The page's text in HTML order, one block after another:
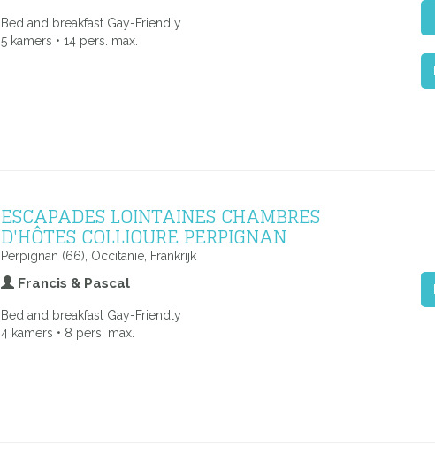
Bed and breakfast Gay-Friendly
5 kamers • 14 pers. max.
ESCAPADES LOINTAINES CHAMBRES
D'HÔTES COLLIOURE PERPIGNAN
Perpignan (66), Occitanië, Frankrijk
Francis & Pascal
Bed and breakfast Gay-Friendly
4 kamers • 8 pers. max.